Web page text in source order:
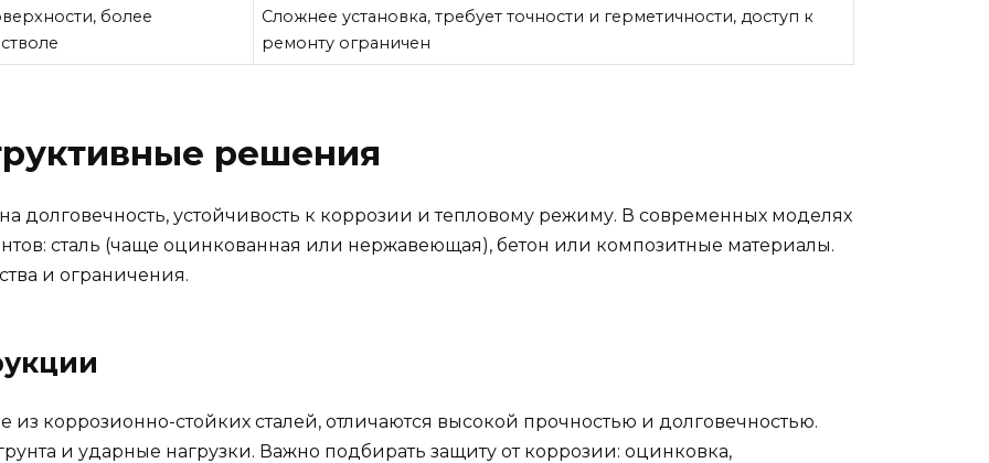
более
Сложнее установка, требует точности и герметичности, доступ к
ремонту ограничен
решения
долговечность, устойчивость к коррозии и тепловому режиму. В современных моделях
сталь (чаще оцинкованная или нержавеющая), бетон или композитные материалы.
и ограничения.
коррозионно-стойких сталей, отличаются высокой прочностью и долговечностью.
и ударные нагрузки. Важно подбирать защиту от коррозии: оцинковка,